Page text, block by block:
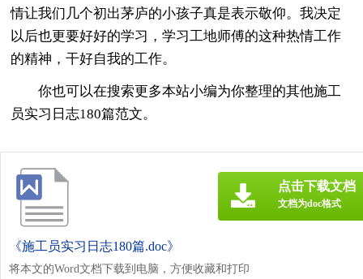
情让我们几个初出茅庐的小孩子真是表示敬仰。我决定
以后也更要好好的学习，学习工地师傅的这种热情工作
的精神，干好自我的工作。
你也可以在搜索更多本站小编为你整理的其他施工
员实习日志180篇范文。
《施工员实习日志180篇.doc》
将本文的Word文档下载到电脑，方便收藏和打印
点击下载文档
文档为doc格式